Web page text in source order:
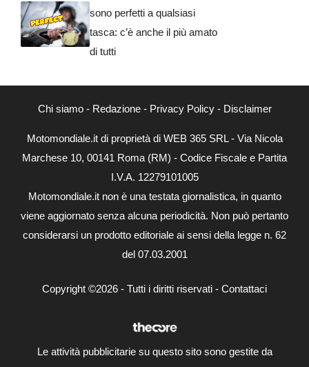
sono perfetti a qualsiasi
tasca: c’è anche il più amato
di tutti
Chi siamo- Redazione- Privacy Policy- Disclaimer
Motomondiale.it di proprietà di WEB 365 SRL - Via Nicola
Marchese 10, 00141 Roma (RM) - Codice Fiscale e Partita
I.V.A. 12279101005
Motomondiale.it non è una testata giornalistica, in quanto
viene aggiornato senza alcuna periodicità. Non può pertanto
considerarsi un prodotto editoriale ai sensi della legge n. 62
del 07.03.2001
Copyright ©2026 - Tutti i diritti riservati - Contattaci
Le attività pubblicitarie su questo sito sono gestite da